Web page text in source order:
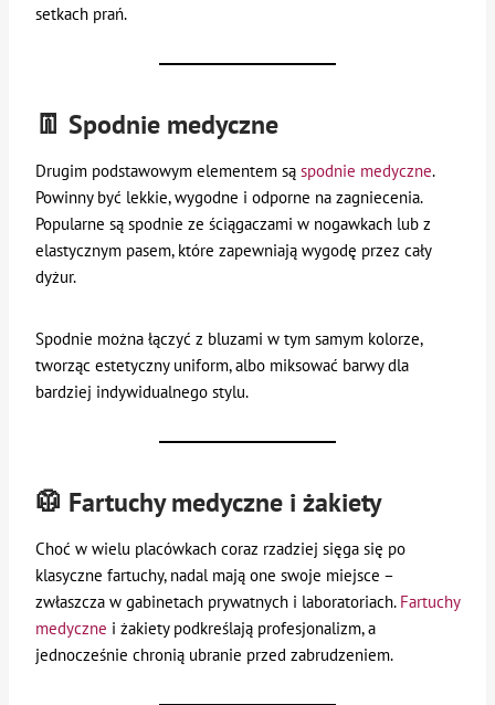
setkach prań.
👖 Spodnie medyczne
Drugim podstawowym elementem są spodnie medyczne.
Powinny być lekkie, wygodne i odporne na zagniecenia.
Popularne są spodnie ze ściągaczami w nogawkach lub z
elastycznym pasem, które zapewniają wygodę przez cały
dyżur.
Spodnie można łączyć z bluzami w tym samym kolorze,
tworząc estetyczny uniform, albo miksować barwy dla
bardziej indywidualnego stylu.
🥼 Fartuchy medyczne i żakiety
Choć w wielu placówkach coraz rzadziej sięga się po
klasyczne fartuchy, nadal mają one swoje miejsce –
zwłaszcza w gabinetach prywatnych i laboratoriach. Fartuchy
medyczne i żakiety podkreślają profesjonalizm, a
jednocześnie chronią ubranie przed zabrudzeniem.